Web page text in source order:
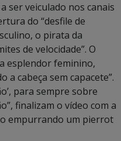
ser veiculado nos canais
do “desfile de
o pirata da
de velocidade”. O
esplendor feminino,
a cabeça sem capacete”.
para sempre sobre
finalizam o vídeo com a
empurrando um pierrot